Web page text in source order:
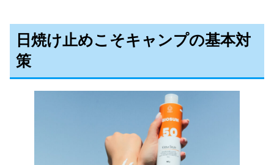
日焼け止めこそキャンプの基本対
策